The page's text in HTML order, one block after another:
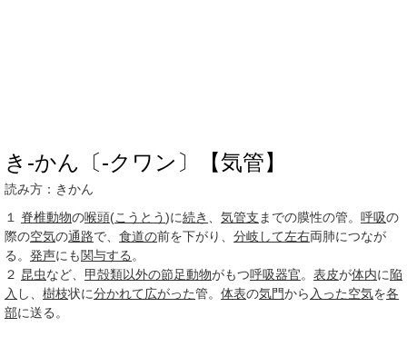
き‐かん〔‐クワン〕【気管】
読み方：きかん
１
脊椎動物の喉頭(こうとう)に続き 気管支 までの膜性の管。 呼吸の
際の空気の通路で、 食道の前を下がり、 分岐して左右両肺につなが
る。 発声にも関与する 。
２ 昆虫など、 甲殻類以外の節足動物がもつ呼吸器官。 表皮が体内に 陥
入 し、 樹枝状に分かれて広がった管。 体表の気門から 入った空気を各
部に送る。